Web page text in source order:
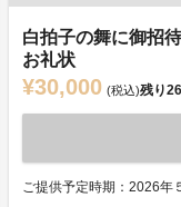
白拍子の舞に御招
お礼状
¥30,000 (税込)残り26
ご提供予定時期：2026年